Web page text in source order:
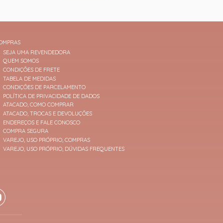
SEJA UMA REVENDEDORA
QUEM SOMOS
CONDIÇÕES DE FRETE
TABELA DE MEDIDAS
CONDIÇÕES DE PARCELAMENTO
POLÍTICA DE PRIVACIDADE DE DADOS
ATACADO, COMO COMPRAR
ATACADO, TROCAS E DEVOLUÇÕES
ENDEREÇOS E FALE CONOSCO
COMPRA SEGURA
VAREJO, USO PRÓPRIO, COMPRAS
VAREJO, USO PRÓPRIO, DÚVIDAS FREQUENTES